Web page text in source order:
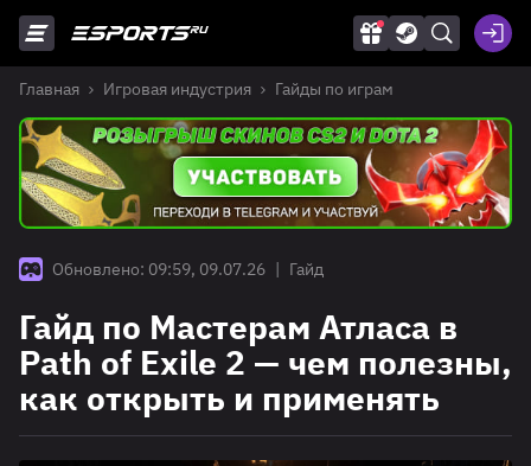
Главная Игровая индустрия Гайды по играм
Обновлено: 09:59, 09.07.26 | Гайд
Гайд по Мастерам Атласа в
Path of Exile 2 — чем полезны,
как открыть и применять